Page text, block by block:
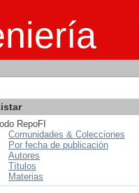
RepoFI
Comunidades & Colecciones
Por fecha de publicación
Autores
Títulos
Materias